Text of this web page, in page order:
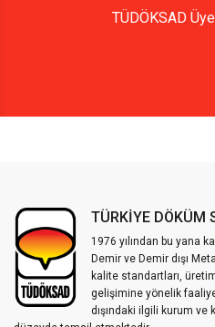
TÜDÖKSAD
TÜRKİYE DÖKÜM
1976 yılından bu yana
Demir ve Demir dışı
kalite standartları,
gelişimine yönelik
dışındaki ilgili kurum